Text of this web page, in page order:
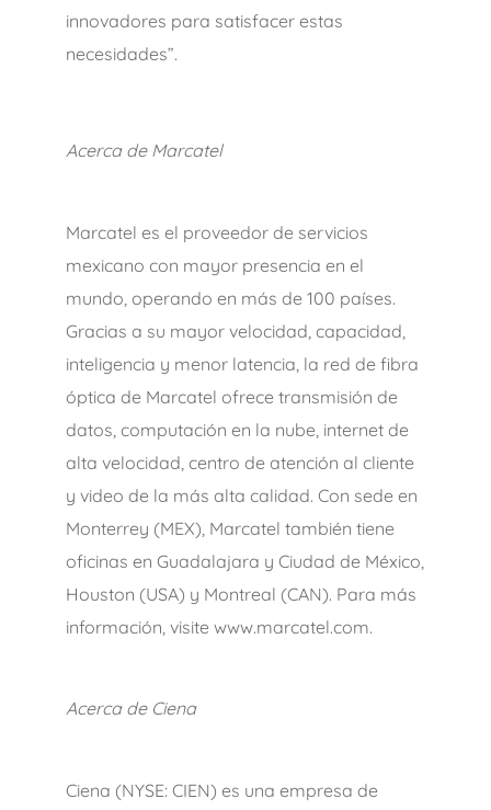
innovadores para satisfacer estas
necesidades”.
Acerca de Marcatel
Marcatel es el proveedor de servicios
mexicano con mayor presencia en el
mundo, operando en más de 100 países.
Gracias a su mayor velocidad, capacidad,
inteligencia y menor latencia, la red de fibra
óptica de Marcatel ofrece transmisión de
datos, computación en la nube, internet de
alta velocidad, centro de atención al cliente
y video de la más alta calidad. Con sede en
Monterrey (MEX), Marcatel también tiene
oficinas en Guadalajara y Ciudad de México,
Houston (USA) y Montreal (CAN). Para más
información, visite www.marcatel.com.
Acerca de Ciena
Ciena (NYSE: CIEN) es una empresa de